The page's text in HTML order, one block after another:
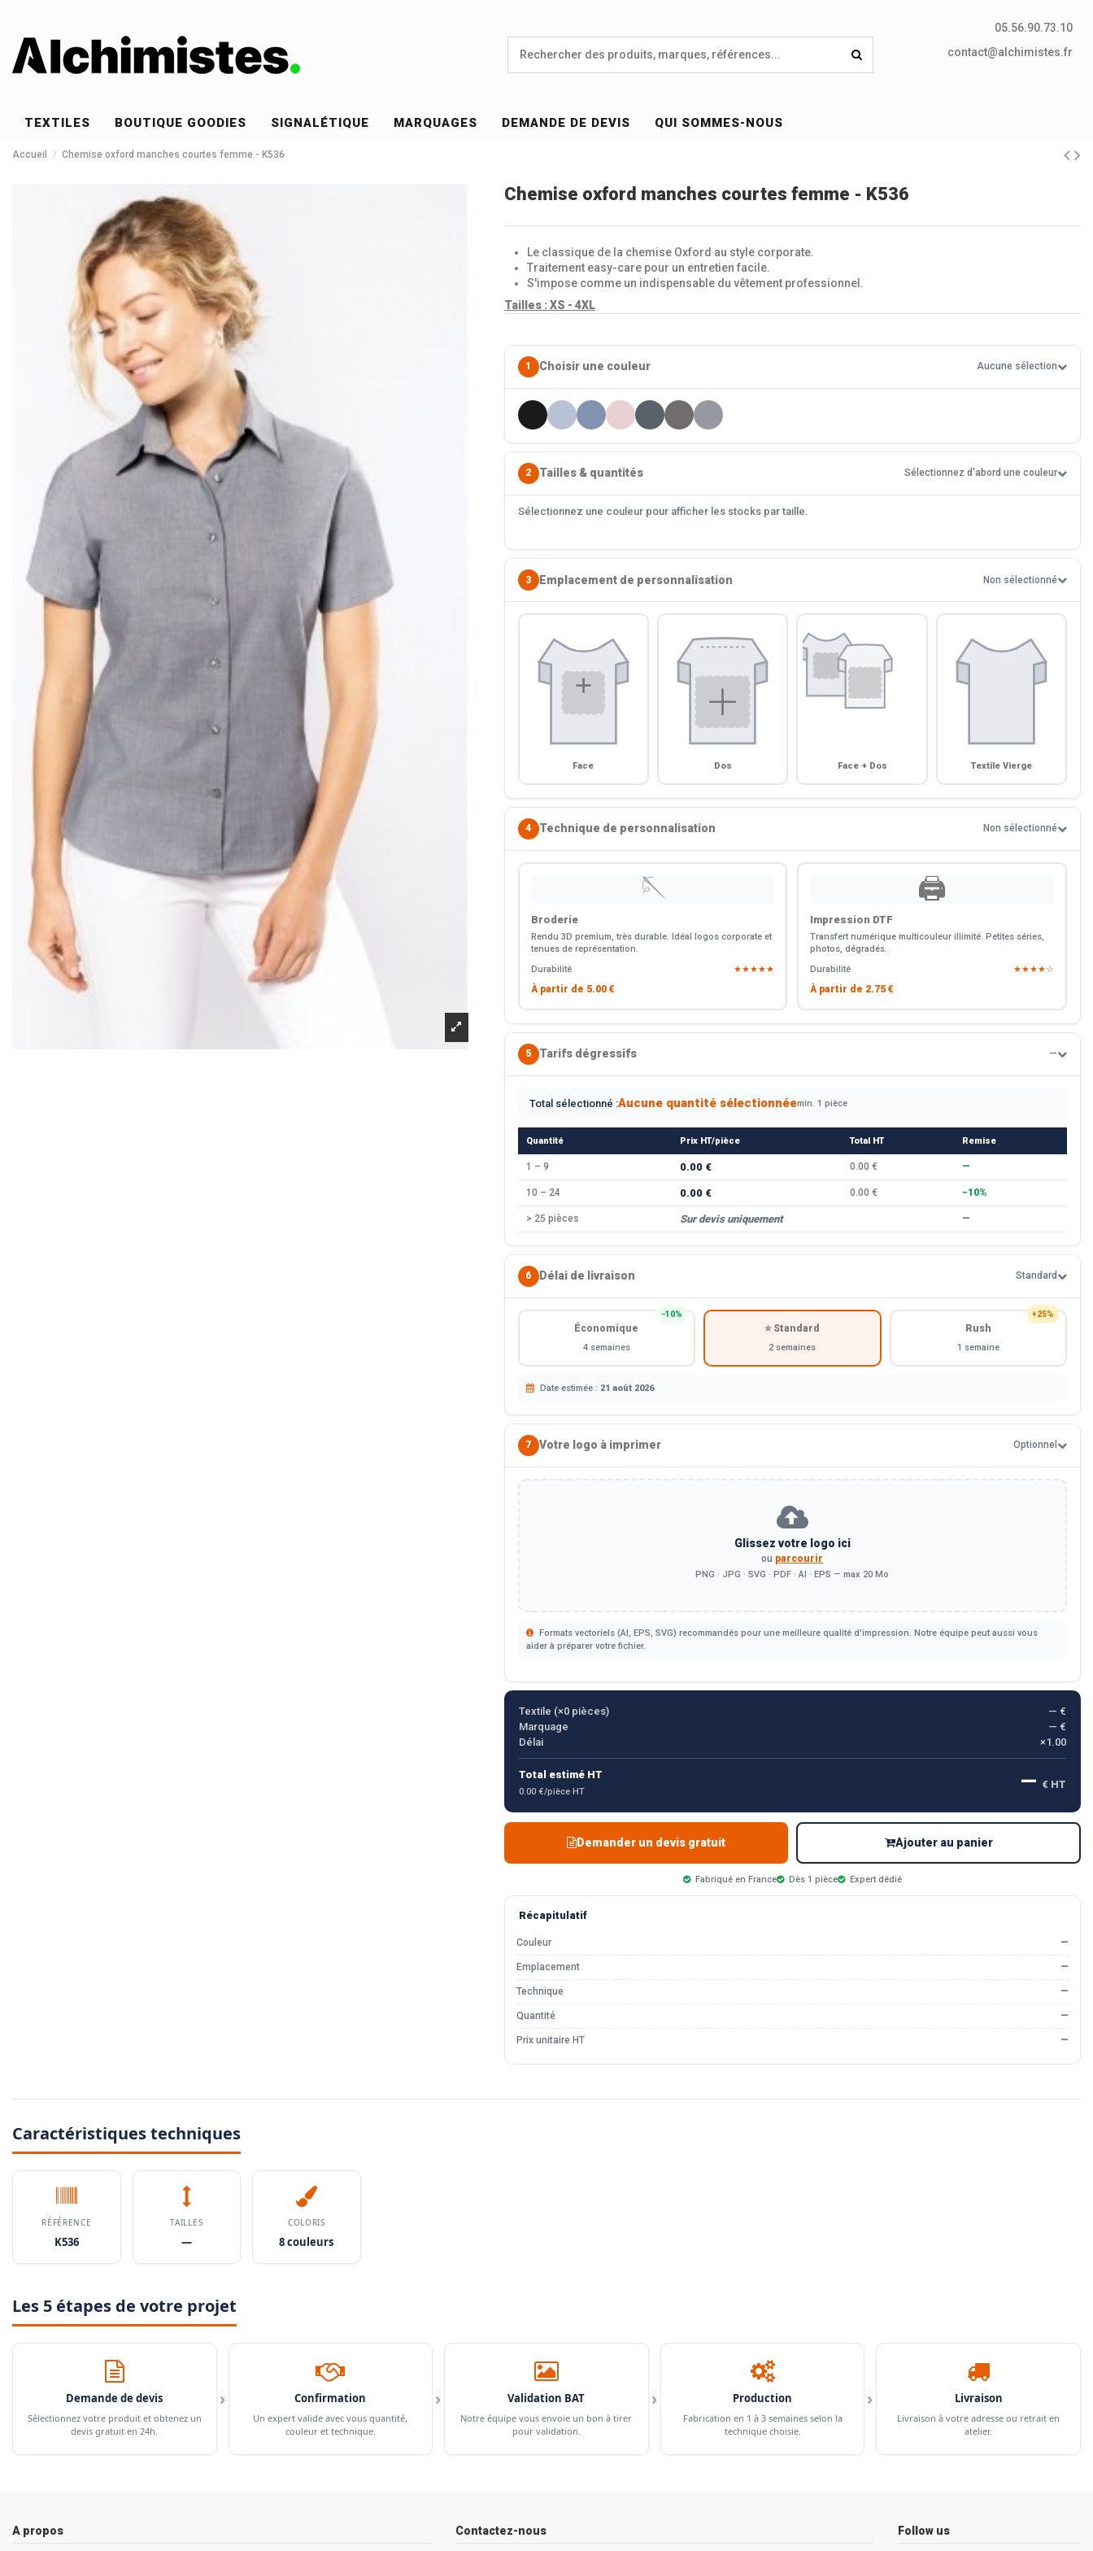
05.56.90.73.10
contact@alchimistes.fr
TEXTILES BOUTIQUE GOODIES SIGNALÉTIQUE MARQUAGES DEMANDE DE DEVIS QUI SOMMES-NOUS
Accueil Chemise oxford manches courtes femme - K536
Chemise oxford manches courtes femme - K536
Le classique de la chemise Oxford au style corporate.
Traitement easy-care pour un entretien facile.
S'impose comme un indispensable du vêtement professionnel.
Tailles : XS - 4XL
1 Choisir une couleur Aucune sélection
2 Tailles & quantités Sélectionnez d'abord une couleur
Sélectionnez une couleur pour afficher les stocks par taille.
3 Emplacement de personnalisation Non sélectionné
Face Dos Face + Dos Textile Vierge
4 Technique de personnalisation Non sélectionné
🪡
Broderie
Rendu 3D premium, très durable. Idéal logos corporate et
tenues de représentation.
Durabilité
★★★★★
À partir de 5.00 €
🖨️
Impression DTF
Transfert numérique multicouleur illimité. Petites séries,
photos, dégradés.
Durabilité
★★★★☆
À partir de 2.75 €
5 Tarifs dégressifs —
Total sélectionné :Aucune quantité sélectionnéemin. 1 pièce
Quantité Prix HT/pièce Total HT Remise
1 – 9 0.00 € 0.00 € —
10 – 24 0.00 € 0.00 € −10%
> 25 pièces Sur devis uniquement —
6 Délai de livraison Standard
−10%
Économique
4 semaines
⭐ Standard
2 semaines
+25%
Rush
1 semaine
Date estimée : 21 août 2026
7 Votre logo à imprimer Optionnel
Glissez votre logo ici
ou parcourir
PNG · JPG · SVG · PDF · AI · EPS — max 20 Mo
Formats vectoriels (AI, EPS, SVG) recommandés pour une meilleure qualité d'impression. Notre équipe peut aussi vous
aider à préparer votre fichier.
Textile (×0pièces)
— €
Marquage
— €
Délai
×1.00
Total estimé HT
0.00 €/pièce HT — € HT
Demander un devis gratuit Ajouter au panier
Fabriqué en France Dès 1 pièce Expert dédié
Récapitulatif
Couleur —
Emplacement —
Technique —
Quantité —
Prix unitaire HT —
Caractéristiques techniques
RÉFÉRENCE
K536
TAILLES
—
COLORIS
8 couleurs
Les 5 étapes de votre projet
Demande de devis
Sélectionnez votre produit et obtenez un
devis gratuit en 24h.
› Confirmation
Un expert valide avec vous quantité,
couleur et technique.
› Validation BAT
Notre équipe vous envoie un bon à tirer
pour validation.
› Production
Fabrication en 1 à 3 semaines selon la
technique choisie.
› Livraison
Livraison à votre adresse ou retrait en
atelier.
A propos Contactez-nous Follow us